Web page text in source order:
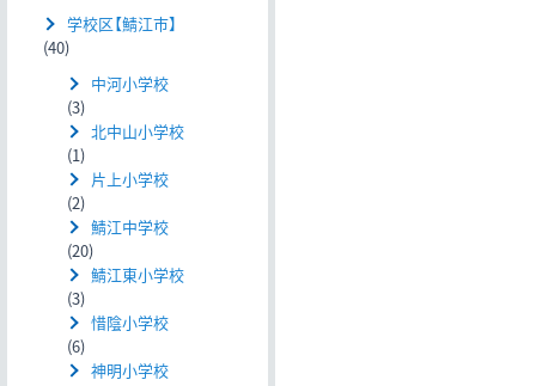
学校区【鯖江市】
(40)
中河小学校
(3)
北中山小学校
(1)
片上小学校
(2)
鯖江中学校
(20)
鯖江東小学校
(3)
惜陰小学校
(6)
神明小学校